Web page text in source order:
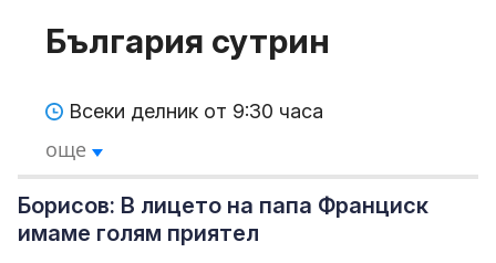
България сутрин
Всеки делник от 9:30 часа
още
Борисов: В лицето на папа Франциск
имаме голям приятел